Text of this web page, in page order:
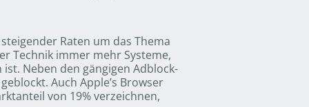
Raten um das Thema
Technik immer mehr Systeme,
Neben den gängigen Adblock-
Auch Apple’s Browser
von 19% verzeichnen,